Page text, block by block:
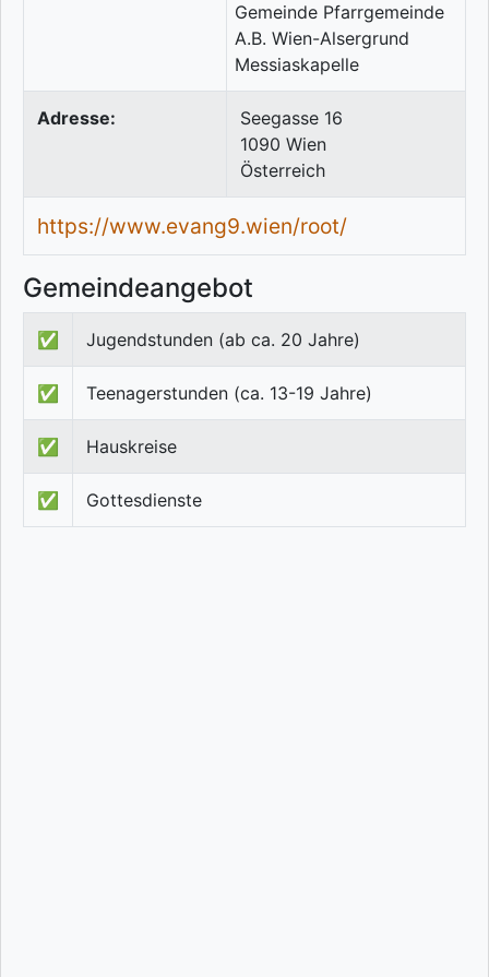
Adresse:
Seegasse 16
1090 Wien
Österreich
https://www.evang9.wien/root/
Gemeindeangebot
✅ Jugendstunden (ab ca. 20 Jahre)
✅ Teenagerstunden (ca. 13-19 Jahre)
✅ Hauskreise
✅ Gottesdienste